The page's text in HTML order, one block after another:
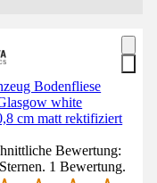
Bodenfliese
white
cm matt rektifiziert
Bewertung:
1 Bewertung.